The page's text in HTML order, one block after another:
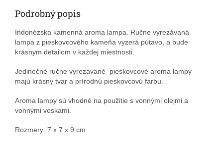
Podrobný popis
Indonézska kamenná aroma lampa. Ručne vyrezávaná
lampa z pieskovcového kameňa vyzerá pútavo, a bude
krásnym detailom v každej miestnosti.
Jedinečné ručne vyrezávané pieskovcové aroma lampy
majú krásny tvar a prírodnú pieskovcovú farbu.
Aroma lampy sú vhodné na použitie s vonnými olejmi a
vonnými voskami.
Rozmery: 7 x 7 x 9 cm